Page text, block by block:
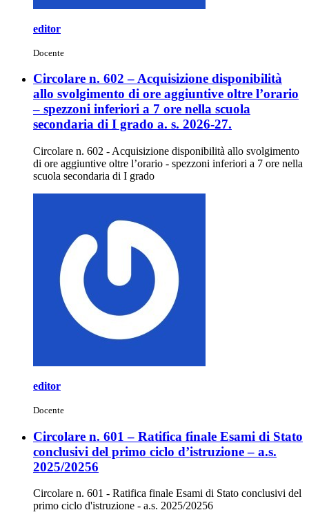
editor
Docente
Circolare n. 602 – Acquisizione disponibilità
allo svolgimento di ore aggiuntive oltre l’orario
– spezzoni inferiori a 7 ore nella scuola
secondaria di I grado a. s. 2026-27.
Circolare n. 602 - Acquisizione disponibilità allo svolgimento
di ore aggiuntive oltre l’orario - spezzoni inferiori a 7 ore nella
scuola secondaria di I grado
editor
Docente
Circolare n. 601 – Ratifica finale Esami di Stato
conclusivi del primo ciclo d’istruzione – a.s.
2025/20256
Circolare n. 601 - Ratifica finale Esami di Stato conclusivi del
primo ciclo d'istruzione - a.s. 2025/20256